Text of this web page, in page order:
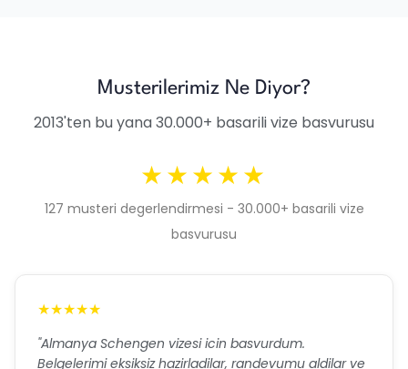
Musterilerimiz Ne Diyor?
2013'ten bu yana 30.000+ basarili vize basvurusu
★★★★★
127 musteri degerlendirmesi - 30.000+ basarili vize
basvurusu
★★★★★
"Almanya Schengen vizesi icin basvurdum.
Belgelerimi eksiksiz hazirladilar, randevumu aldilar ve